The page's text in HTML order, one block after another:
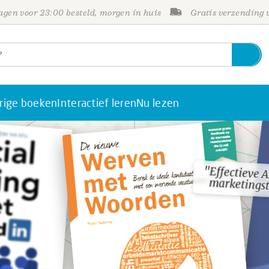
voor 23:00 besteld, morgen in huis Gratis verzending
boekenInteractief lerenNu lezen
"Effectieve
"Effectieve